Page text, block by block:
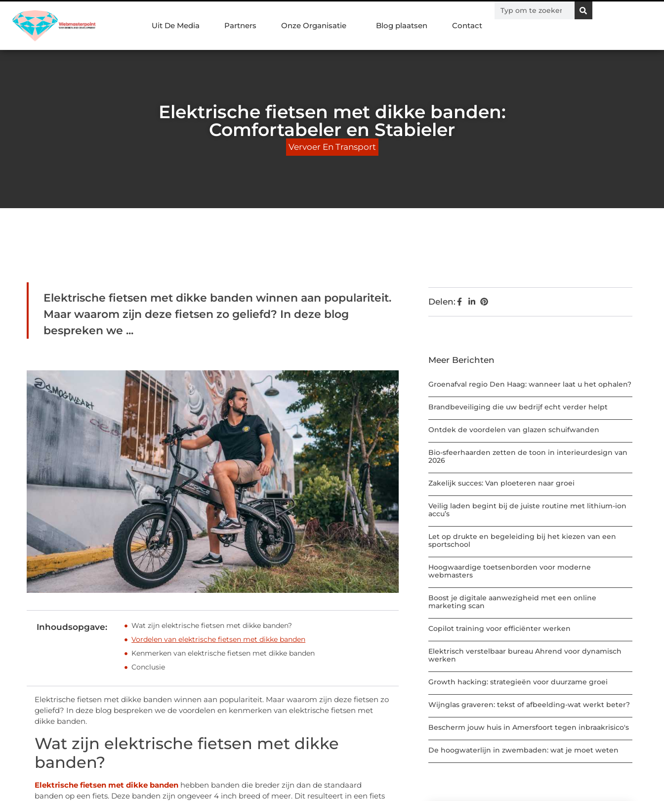
Uit De Media Partners Onze Organisatie Blog plaatsen Contact
Elektrische fietsen met dikke banden:
Comfortabeler en Stabieler
Vervoer En Transport
Elektrische fietsen met dikke banden winnen aan populariteit.
Maar waarom zijn deze fietsen zo geliefd? In deze blog
bespreken we ...
Inhoudsopgave:
Wat zijn elektrische fietsen met dikke banden?
Vordelen van elektrische fietsen met dikke banden
Kenmerken van elektrische fietsen met dikke banden
Conclusie
Elektrische fietsen met dikke banden winnen aan populariteit. Maar waarom zijn deze fietsen zo
geliefd? In deze blog bespreken we de voordelen en kenmerken van elektrische fietsen met
dikke banden.
Wat zijn elektrische fietsen met dikke
banden?
Elektrische fietsen met dikke bandenhebben banden die breder zijn dan de standaard
banden op een fiets. Deze banden zijn ongeveer 4 inch breed of meer. Dit resulteert in een fiets
Delen:
Meer Berichten
Groenafval regio Den Haag: wanneer laat u het ophalen?
Brandbeveiliging die uw bedrijf echt verder helpt
Ontdek de voordelen van glazen schuifwanden
Bio-sfeerhaarden zetten de toon in interieurdesign van
2026
Zakelijk succes: Van ploeteren naar groei
Veilig laden begint bij de juiste routine met lithium-ion
accu’s
Let op drukte en begeleiding bij het kiezen van een
sportschool
Hoogwaardige toetsenborden voor moderne
webmasters
Boost je digitale aanwezigheid met een online
marketing scan
Copilot training voor efficiënter werken
Elektrisch verstelbaar bureau Ahrend voor dynamisch
werken
Growth hacking: strategieën voor duurzame groei
Wijnglas graveren: tekst of afbeelding-wat werkt beter?
Bescherm jouw huis in Amersfoort tegen inbraakrisico's
De hoogwaterlijn in zwembaden: wat je moet weten